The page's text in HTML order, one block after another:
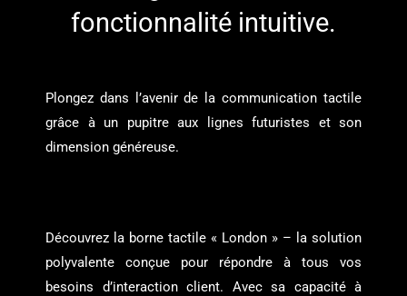
fonctionnalité intuitive.
Plongez dans l’avenir de la communication tactile
grâce à un pupitre aux lignes futuristes et son
dimension généreuse.
Découvrez la borne tactile « London » – la solution
polyvalente conçue pour répondre à tous vos
besoins d’interaction client. Avec sa capacité à